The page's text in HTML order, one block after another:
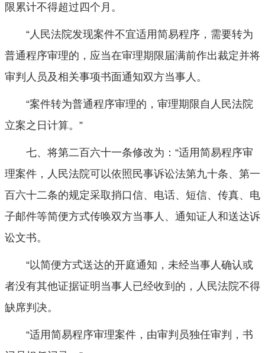
限累计不得超过四个月。
“人民法院发现案件不宜适用简易程序，需要转为
普通程序审理的，应当在审理期限届满前作出裁定并将
审判人员及相关事项书面通知双方当事人。
“案件转为普通程序审理的，审理期限自人民法院
立案之日计算。”
七、将第二百六十一条修改为：“适用简易程序审
理案件，人民法院可以依照民事诉讼法第九十条、第一
百六十二条的规定采取捎口信、电话、短信、传真、电
子邮件等简便方式传唤双方当事人、通知证人和送达诉
讼文书。
“以简便方式送达的开庭通知，未经当事人确认或
者没有其他证据证明当事人已经收到的，人民法院不得
缺席判决。
“适用简易程序审理案件，由审判员独任审判，书